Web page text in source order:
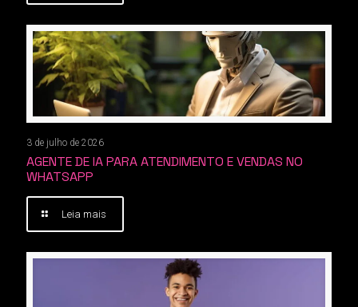
3 de julho de 2026
AGENTE DE IA PARA ATENDIMENTO E VENDAS NO
WHATSAPP
Leia mais